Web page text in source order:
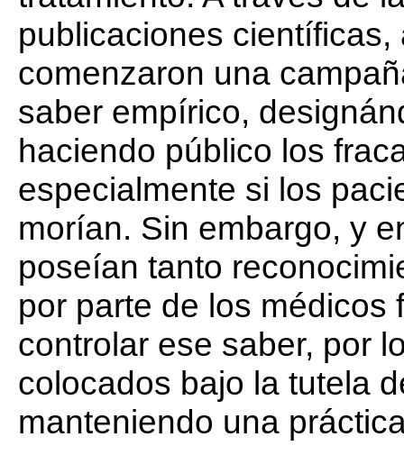
publicaciones
comenzaron una
saber empírico,
haciendo público los
especialmente si los
morían. Sin embargo, y
poseían tanto
por parte de los médicos
controlar ese saber, por
colocados bajo la tutela
manteniendo una